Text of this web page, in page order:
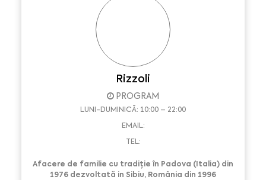
Rizzoli
PROGRAM
LUNI-DUMINICĂ: 10:00 – 22:00
EMAIL:
TEL:
Afacere de familie cu tradiție în Padova (Italia) din
1976 dezvoltată in Sibiu, România din 1996